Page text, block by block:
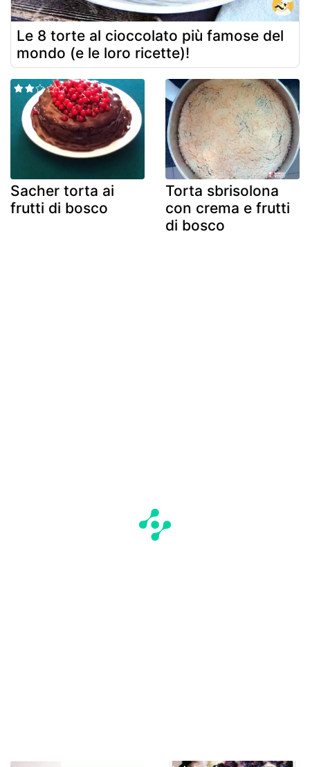
Le 8 torte al cioccolato più famose del
mondo (e le loro ricette)!
Sacher torta ai
frutti di bosco
Torta sbrisolona
con crema e frutti
di bosco